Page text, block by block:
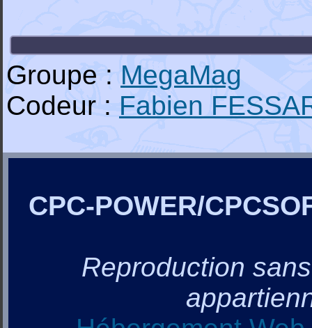
Groupe : MegaMag
Codeur : Fabien
CPC-POWER/
Reproduction